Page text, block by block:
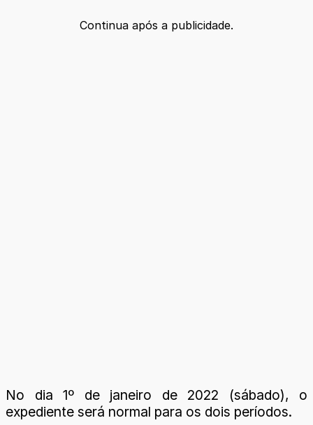
Continua após a publicidade.
No dia 1º de janeiro de 2022 (sábado), o
expediente será normal para os dois períodos.